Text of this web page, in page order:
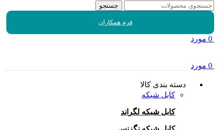
جستجو
فرم همکاران
0 مورد
0 مورد
دسته بندی کالا
کابل شبکه
کابل شبکه لگراند